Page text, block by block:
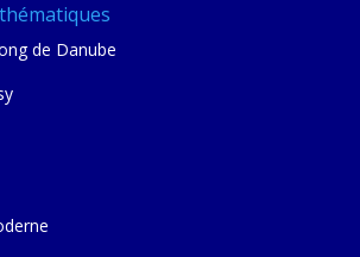
de Danube